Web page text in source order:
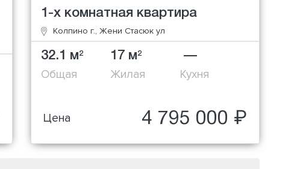
1-х комнатная квартира
Колпино г., Жени Стасюк ул
32.1 м2
Общая
17 м2
Жилая
—
Кухня
Цена 4 795 000 ₽